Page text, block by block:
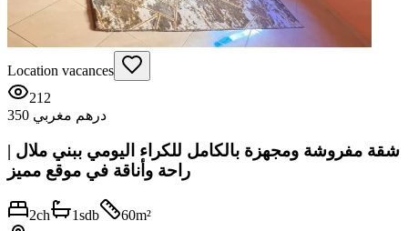
Location vacances
212
350 درهم مغربي
شقة مفروشة ومجهزة بالكامل للكراء اليومي ببني ملال |
راحة وأناقة في موقع مميز
2ch 1sdb 60m²